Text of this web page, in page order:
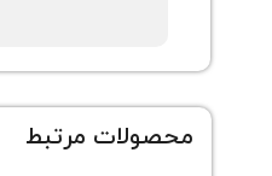
محصولات مرتبط